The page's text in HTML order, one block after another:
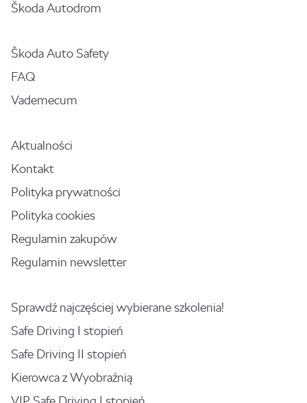
Škoda Autodrom
Škoda Auto Safety
FAQ
Vademecum
Aktualności
Kontakt
Polityka prywatności
Polityka cookies
Regulamin zakupów
Regulamin newsletter
Sprawdź najczęściej wybierane szkolenia!
Safe Driving I stopień
Safe Driving II stopień
Kierowca z Wyobraźnią